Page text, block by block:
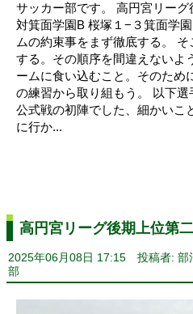
サッカー部です。 高円宮リーグ
対箕面学園B 桜塚１−３箕面学
ムの約束事をまず徹底する。
する。その順序を間違えないよ
ームに食い込むこと。そのため
の練習から取り組もう。 以下
公式戦の初陣でした、細かいこ
に行か...
高円宮リーグ後期上位第
2025年06月08日 17:15 投稿者: 部
部